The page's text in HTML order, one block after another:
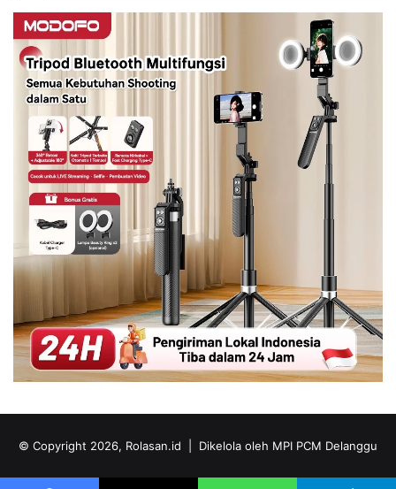
© Copyright 2026, Rolasan.id | Dikelola oleh MPI PCM Delanggu